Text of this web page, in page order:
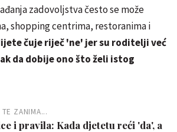
zadovoljstva često se može
shopping centrima, restoranima i
čuje riječ 'ne' jer su roditelji već
da dobije ono što želi istog
TE ZANIMA...
i pravila: Kada djetetu reći 'da', a